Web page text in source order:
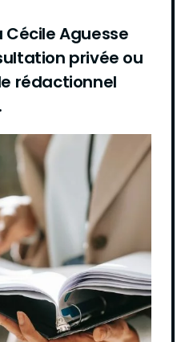
Aguesse
privée ou
rédactionnel